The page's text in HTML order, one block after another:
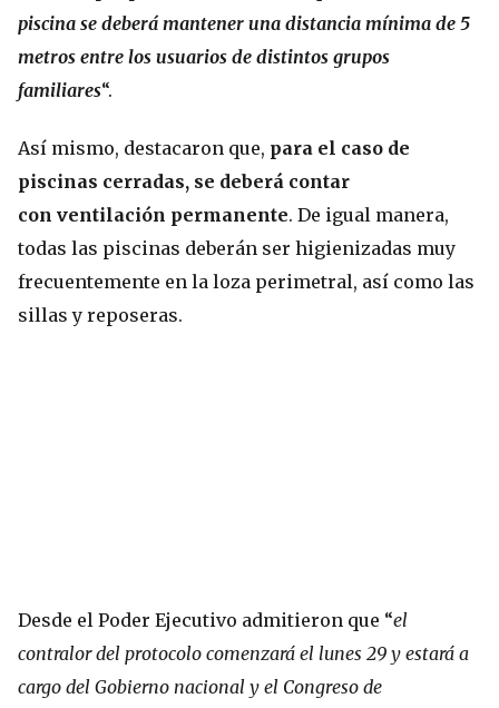
piscina se deberá mantener una distancia mínima de 5
metros entre los usuarios de distintos grupos
familiares“.
Así mismo, destacaron que, para el caso de
piscinas cerradas, se deberá contar
con ventilación permanente. De igual manera,
todas las piscinas deberán ser higienizadas muy
frecuentemente en la loza perimetral, así como las
sillas y reposeras.
Desde el Poder Ejecutivo admitieron que “el
contralor del protocolo comenzará el lunes 29 y estará a
cargo del Gobierno nacional y el Congreso de